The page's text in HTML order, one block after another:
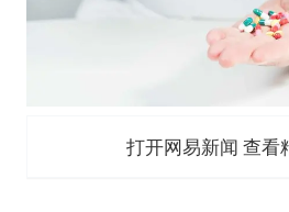
打开网易新闻 查看